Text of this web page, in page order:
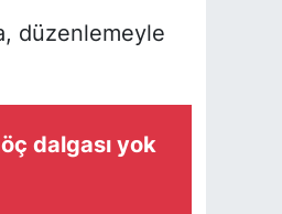
düzenlemeyle
dalgası yok